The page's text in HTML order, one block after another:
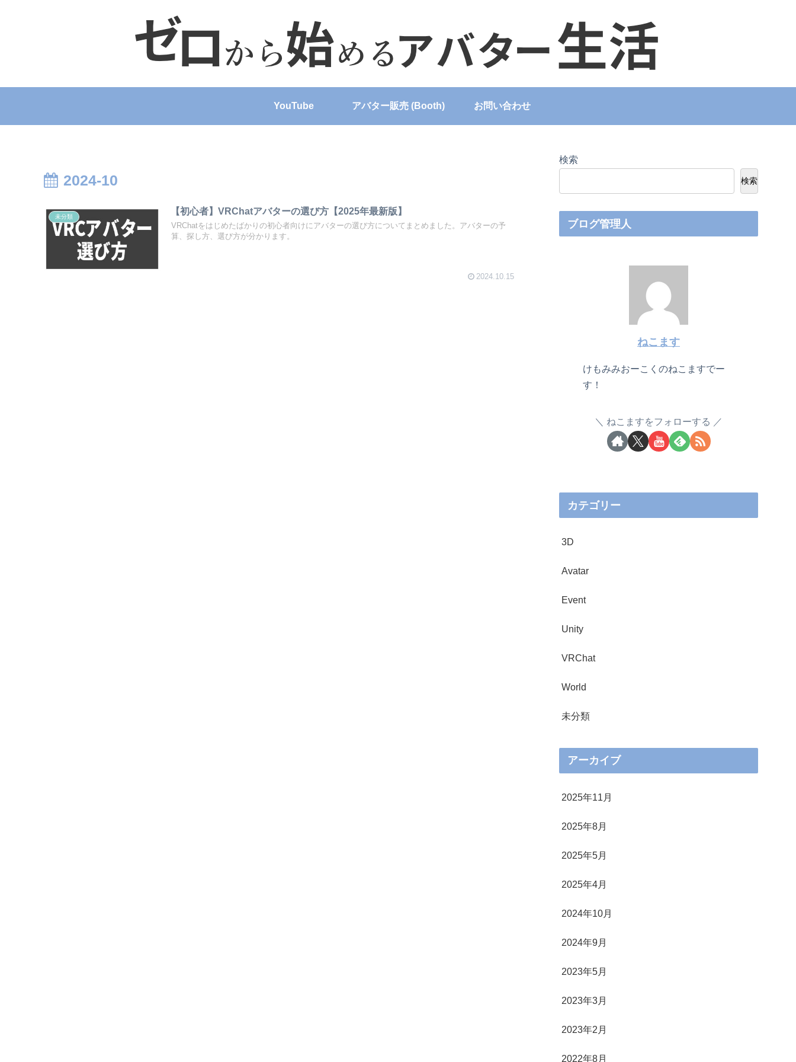
YouTube アバター販売 (Booth) お問い合わせ
2024-10
未分類
【初心者】VRChatアバターの選び方【2025年最新版】
VRChatをはじめたばかりの初心者向けにアバターの選び方についてまとめました。アバターの予
算、探し方、選び方が分かります。
2024.10.15
検索
検索
ブログ管理人
ねこます
けもみみおーこくのねこますでー
す！
ねこますをフォローする
カテゴリー
3D
Avatar
Event
Unity
VRChat
World
未分類
アーカイブ
2025年11月
2025年8月
2025年5月
2025年4月
2024年10月
2024年9月
2023年5月
2023年3月
2023年2月
2022年8月